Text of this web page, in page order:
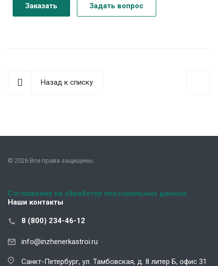
Заказать Задать вопрос
Назад к списку
© 2026 Все права защищены.
Соглашение на обработку персональных данных
Наши контакты
8 (800) 234-46-12
info@inzhenerkastroi.ru
Санкт-Петербург, ул. Тамбовская, д. 8 литер Б, офис 31